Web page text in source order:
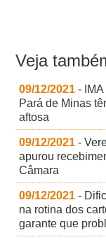
Veja
09/12/2021 -
Pará de Minas
aftosa
09/12/2021 -
apurou
Câmara
09/12/2021 -
na rotina dos
garante que